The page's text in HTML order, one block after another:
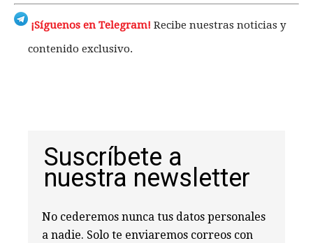
¡Síguenos en Telegram! Recibe nuestras noticias y
contenido exclusivo.
Suscríbete a
nuestra newsletter
No cederemos nunca tus datos personales
a nadie. Solo te enviaremos correos con